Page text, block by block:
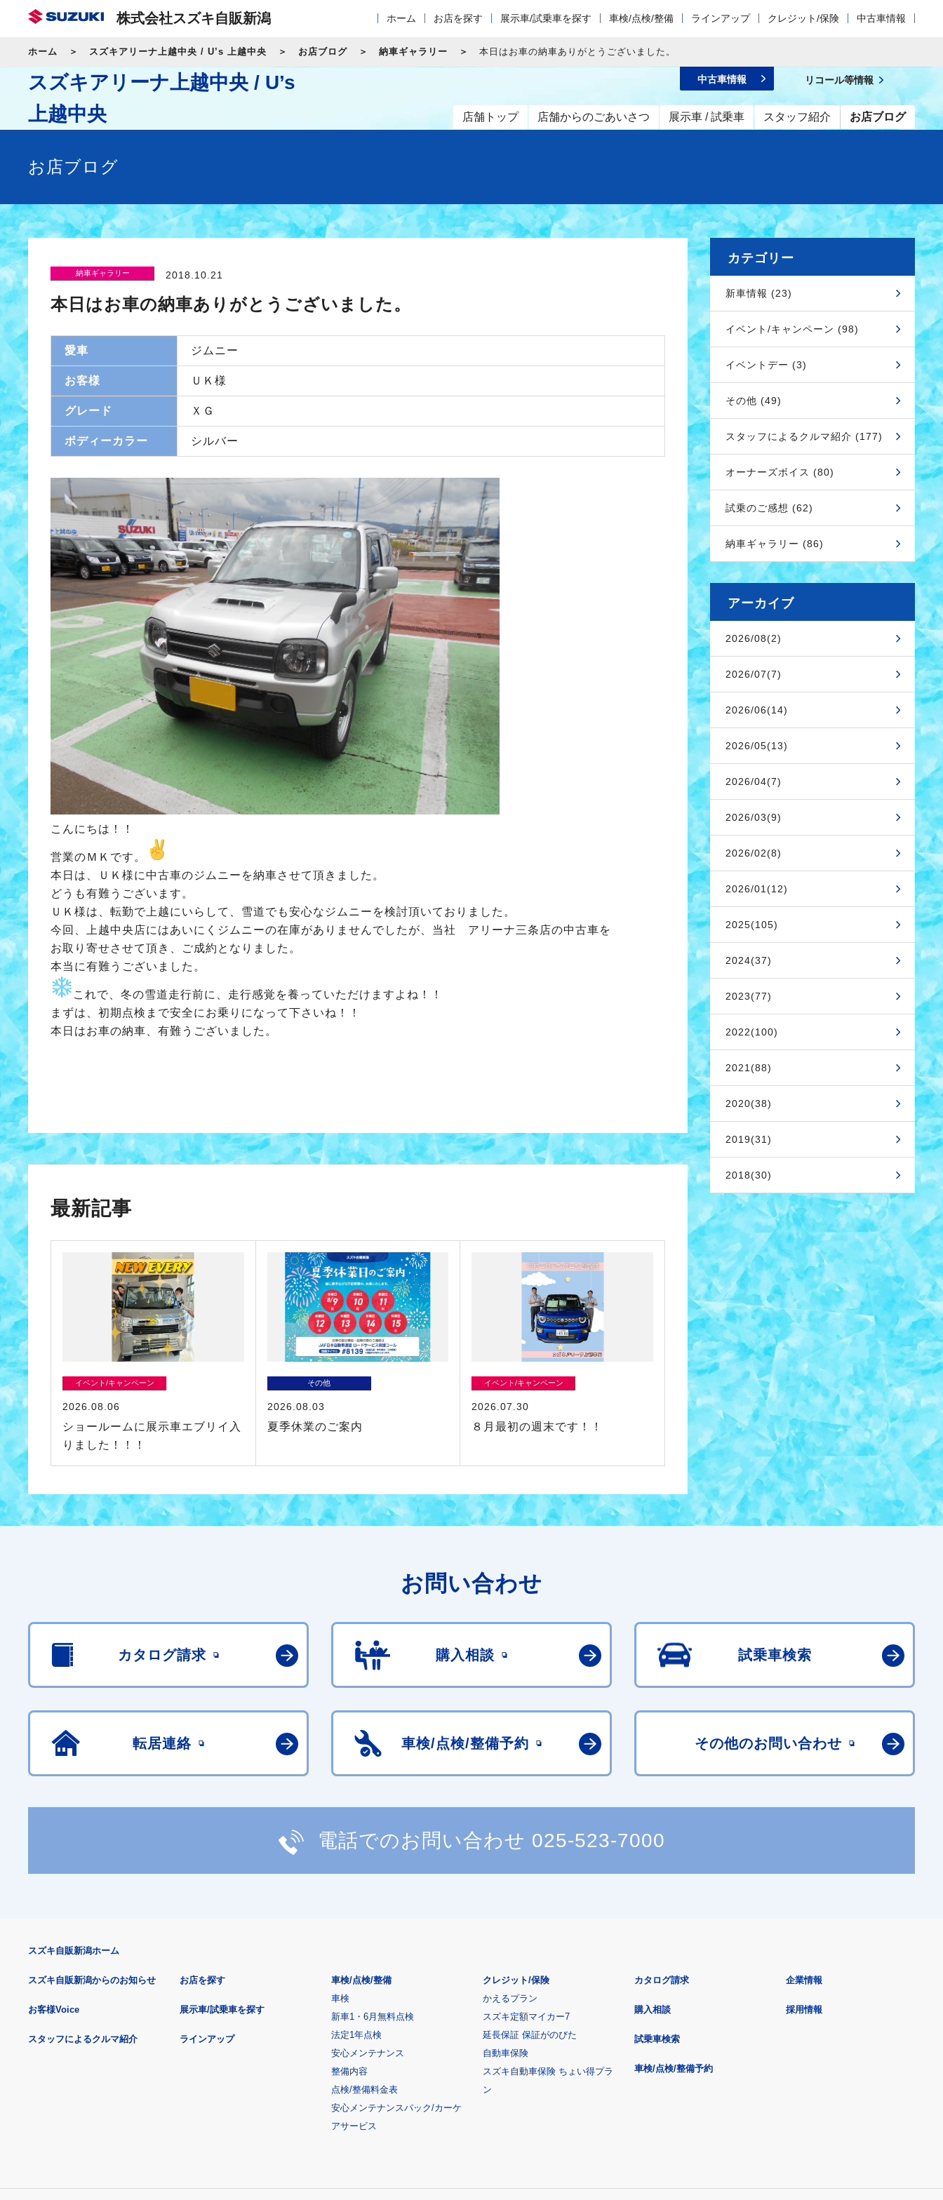
株式会社スズキ自販新潟 ホーム お店を探す 展示車/試乗車を探す 車検/点検/整備 ラインアップ クレジット/保険 中古車情報
ホーム スズキアリーナ上越中央 / U’s 上越中央 お店ブログ 納車ギャラリー 本日はお車の納車ありがとうございました。
スズキアリーナ上越中央 / U’s
上越中央
店舗トップ 店舗からのごあいさつ 展示車 / 試乗車 スタッフ紹介 お店ブログ
中古車情報 リコール等情報
お店ブログ
納車ギャラリー 2018.10.21
本日はお車の納車ありがとうございました。
愛車 ジムニー
お客様 ＵＫ様
グレード ＸＧ
ボディーカラー シルバー
こんにちは！！
営業のＭＫです。
本日は、ＵＫ様に中古車のジムニーを納車させて頂きました。
どうも有難うございます。
ＵＫ様は、転勤で上越にいらして、雪道でも安心なジムニーを検討頂いておりました。
今回、上越中央店にはあいにくジムニーの在庫がありませんでしたが、当社 アリーナ三条店の中古車を
お取り寄せさせて頂き、ご成約となりました。
本当に有難うございました。
これで、冬の雪道走行前に、走行感覚を養っていただけますよね！！
まずは、初期点検まで安全にお乗りになって下さいね！！
本日はお車の納車、有難うございました。
最新記事
イベント/キャンペーン
2026.08.06
ショールームに展示車エブリイ入
りました！！！
その他
2026.08.03
夏季休業のご案内
イベント/キャンペーン
2026.07.30
８月最初の週末です！！
カテゴリー
新車情報 (23)
イベント/キャンペーン (98)
イベントデー (3)
その他 (49)
スタッフによるクルマ紹介 (177)
オーナーズボイス (80)
試乗のご感想 (62)
納車ギャラリー (86)
アーカイブ
2026/08(2)
2026/07(7)
2026/06(14)
2026/05(13)
2026/04(7)
2026/03(9)
2026/02(8)
2026/01(12)
2025(105)
2024(37)
2023(77)
2022(100)
2021(88)
2020(38)
2019(31)
2018(30)
お問い合わせ
カタログ請求 購入相談 試乗車検索
転居連絡 車検/点検/整備予約 その他のお問い合わせ
電話でのお問い合わせ 025-523-7000
スズキ自販新潟ホーム
スズキ自販新潟からのお知らせ
お客様Voice
スタッフによるクルマ紹介
お店を探す
展示車/試乗車を探す
ラインアップ
車検/点検/整備
車検
新車1・6月無料点検
法定1年点検
安心メンテナンス
整備内容
点検/整備料金表
安心メンテナンスパック/カーケ
アサービス
クレジット/保険
かえるプラン
スズキ定額マイカー7
延長保証 保証がのびた
自動車保険
スズキ自動車保険 ちょい得プラ
ン
カタログ請求
購入相談
試乗車検索
車検/点検/整備予約
企業情報
採用情報